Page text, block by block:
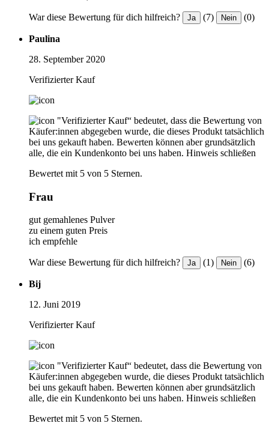
War diese Bewertung für dich hilfreich? Ja (7) Nein (0)
Paulina
28. September 2020
Verifizierter Kauf
"Verifizierter Kauf“ bedeutet, dass die Bewertung von
Käufer:innen abgegeben wurde, die dieses Produkt tatsächlich
bei uns gekauft haben. Bewerten können aber grundsätzlich
alle, die ein Kundenkonto bei uns haben. Hinweis schließen
Bewertet mit 5 von 5 Sternen.
Frau
gut gemahlenes Pulver
zu einem guten Preis
ich empfehle
War diese Bewertung für dich hilfreich? Ja (1) Nein (6)
Bij
12. Juni 2019
Verifizierter Kauf
"Verifizierter Kauf“ bedeutet, dass die Bewertung von
Käufer:innen abgegeben wurde, die dieses Produkt tatsächlich
bei uns gekauft haben. Bewerten können aber grundsätzlich
alle, die ein Kundenkonto bei uns haben. Hinweis schließen
Bewertet mit 5 von 5 Sternen.